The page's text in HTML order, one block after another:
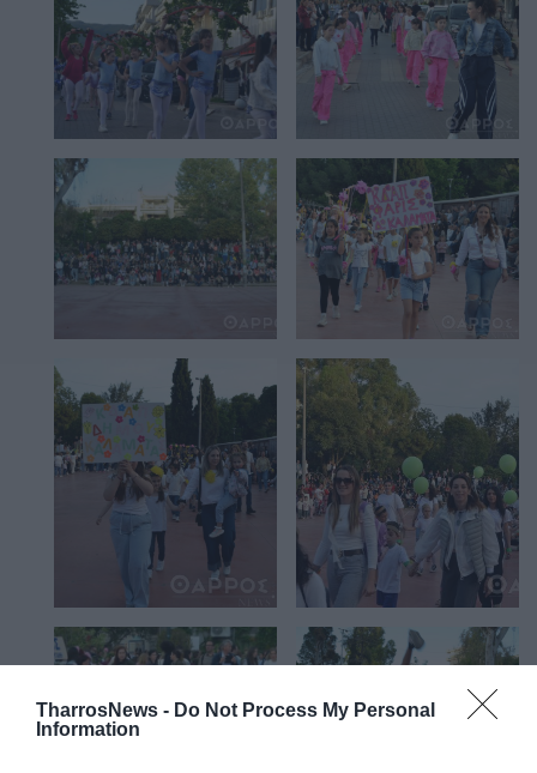
TharrosNews - Do Not Process My Personal
Information